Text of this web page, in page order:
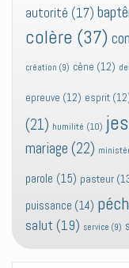
autorité (17)
colère (37)
création (9) cène (12)
epreuve (12) esprit
(21) humilité (10)
mariage (22)
parole (15) pasteur
puissance (14)
salut (19) service (9)